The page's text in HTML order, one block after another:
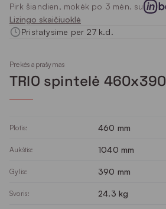
Pirk šiandien, mokėk po 3 mėn. su
Lizingo skaičiuoklė
Pristatysime per 27 k.d.
Prekės aprašymas
TRIO spintelė 460x390
Plotis: 460 mm
Aukštis: 1040 mm
Gylis: 390 mm
Svoris: 24.3 kg